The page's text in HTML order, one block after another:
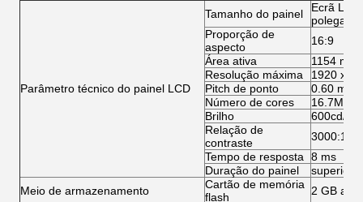
Parâmetro técnico do painel LCD
Tamanho do painel
Ecrã
Proporção de
aspecto
16:9
Área ativa
1154
Resolução máxima
1920 x
Pitch de ponto
0.60 mm
Número de cores
16.7M
Brilho
600cd/m2
Relação de
contraste
3000:1
Tempo de resposta
8 ms
Duração do painel
superior
Meio de armazenamento
Cartão de memória
flash
2 GB a